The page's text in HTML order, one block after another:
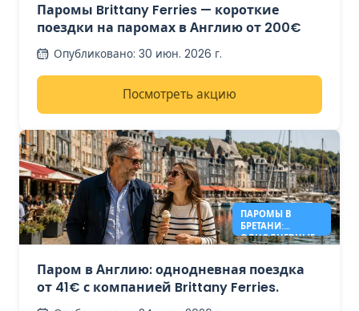
Паромы Brittany Ferries — короткие
поездки на паромах в Англию от 200€
Опубликовано: 30 июн. 2026 г.
Посмотреть акцию
ПАРОМЫ В
БРЕТАНИ:
ОДНОДНЕВНЫЕ
Паром в Англию: однодневная поездка
от 41€ с компанией Brittany Ferries.